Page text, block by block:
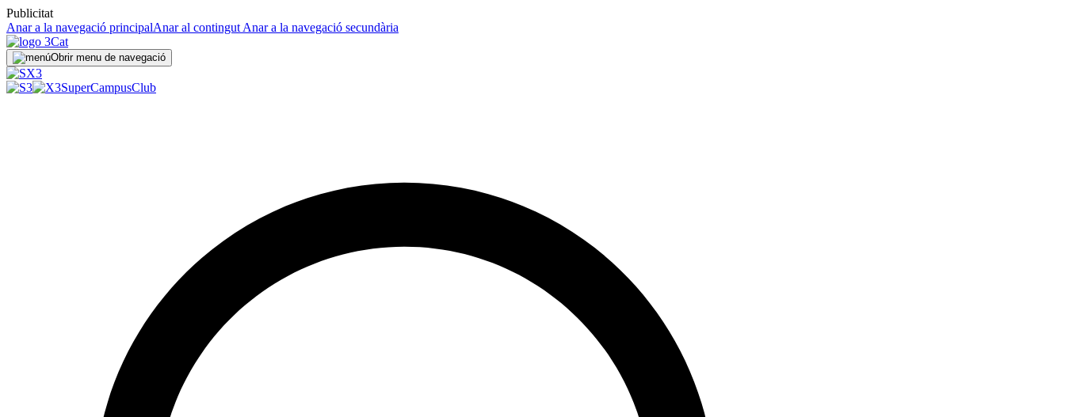
Publicitat
Anar a la navegació principalAnar al contingut Anar a la navegació secundària
Obrir menu de navegació
SuperCampusClub